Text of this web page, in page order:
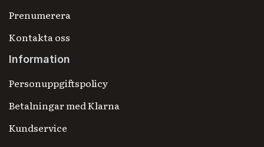
Prenumerera
Kontakta oss
Information
Personuppgiftspolicy
Betalningar med Klarna
Kundservice